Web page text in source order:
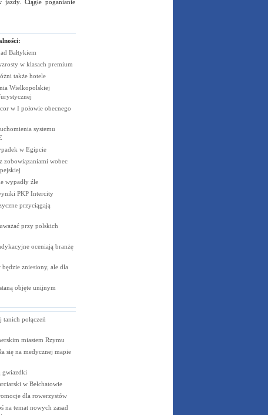
Ciągłe poganianie
Bałtykiem
w klasach premium
także hotele
Wielkopolskiej
w I połowie obecnego
systemu
w Egipcie
zobowiązaniami wobec
wypadły źle
PKP Intercity
przyciągają
przy polskich
oceniają branżę
zniesiony, ale dla
objęte unijnym
tanich połączeń
miastem Rzymu
się na medycznej mapie
gwiazdki
w Bełchatowie
dla rowerzystów
na temat nowych zasad